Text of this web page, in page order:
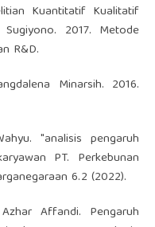
Kuantitatif Kualitatif
2017. Metode
R&D.
Minarsih. 2016.
"analisis pengaruh
PT. Perkebunan
6.2 (2022).
Affandi. Pengaruh